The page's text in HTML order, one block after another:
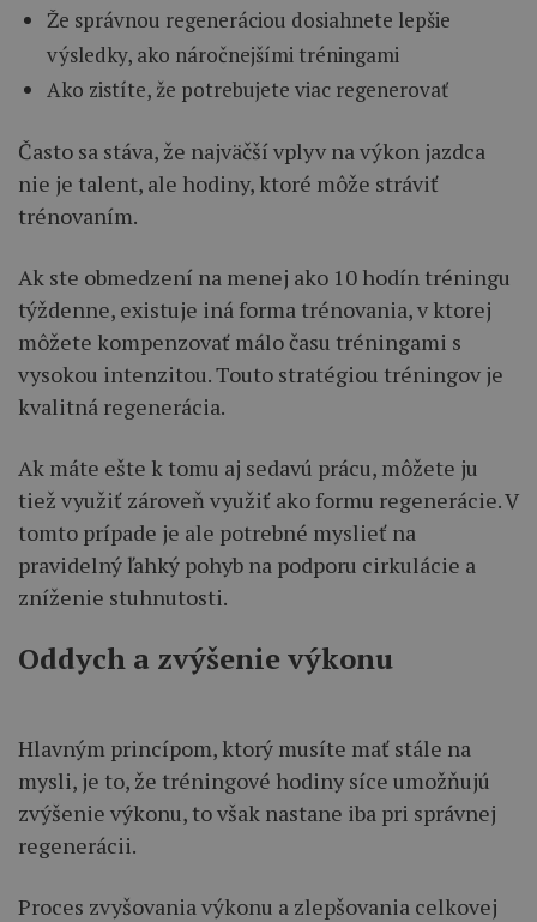
Že správnou regeneráciou dosiahnete lepšie
výsledky, ako náročnejšími tréningami
Ako zistíte, že potrebujete viac regenerovať
Často sa stáva, že najväčší vplyv na výkon jazdca
nie je talent, ale hodiny, ktoré môže stráviť
trénovaním.
Ak ste obmedzení na menej ako 10 hodín tréningu
týždenne, existuje iná forma trénovania, v ktorej
môžete kompenzovať málo času tréningami s
vysokou intenzitou. Touto stratégiou tréningov je
kvalitná regenerácia.
Ak máte ešte k tomu aj sedavú prácu, môžete ju
tiež využiť zároveň využiť ako formu regenerácie. V
tomto prípade je ale potrebné myslieť na
pravidelný ľahký pohyb na podporu cirkulácie a
zníženie stuhnutosti.
Oddych a zvýšenie výkonu
Hlavným princípom, ktorý musíte mať stále na
mysli, je to, že tréningové hodiny síce umožňujú
zvýšenie výkonu, to však nastane iba pri správnej
regenerácii.
Proces zvyšovania výkonu a zlepšovania celkovej